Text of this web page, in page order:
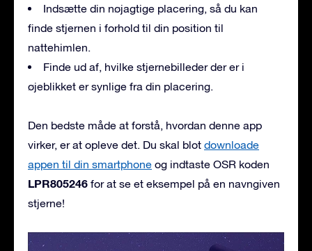
Indsætte din nøjagtige placering, så du kan
finde stjernen i forhold til din position til
nattehimlen.
Finde ud af, hvilke stjernebilleder der er i
øjeblikket er synlige fra din placering.
Den bedste måde at forstå, hvordan denne app
virker, er at opleve det. Du skal blot downloade
appen til din smartphone og indtaste OSR koden
LPR805246 for at se et eksempel på en navngiven
stjerne!